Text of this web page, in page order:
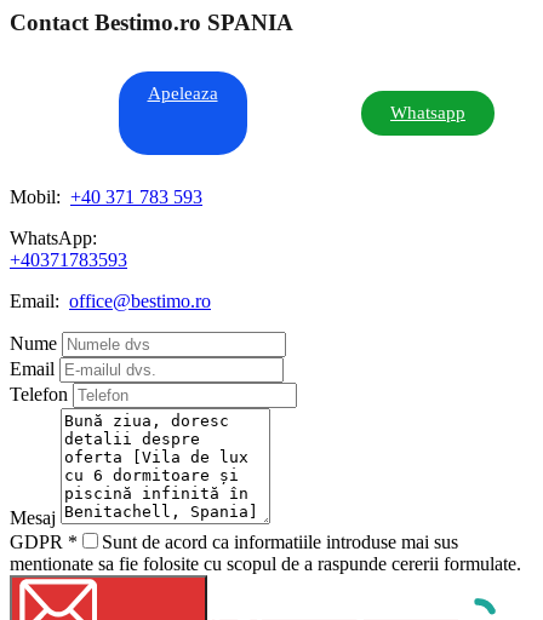
Contact Bestimo.ro SPANIA
Apeleaza
Whatsapp
Mobil: +40 371 783 593
WhatsApp:
+40371783593
Email: office@bestimo.ro
Nume
Email
Telefon
Mesaj
GDPR *
Sunt de acord ca informatiile introduse mai sus
mentionate sa fie folosite cu scopul de a raspunde cererii formulate.